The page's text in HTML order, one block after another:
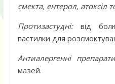
смекта, ентерол, атоксіл
Протизастудні:від
пастилки для
Антиалергенні препарати
мазей.